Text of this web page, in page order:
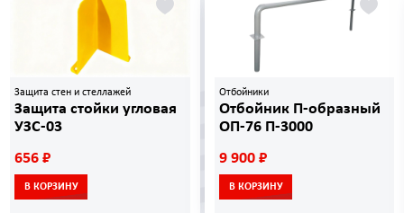
Защита стен и стеллажей
Защита стойки угловая
УЗС-03
656 ₽
В КОРЗИНУ
Отбойники
Отбойник П-образный
ОП-76 П-3000
9 900 ₽
В КОРЗИНУ